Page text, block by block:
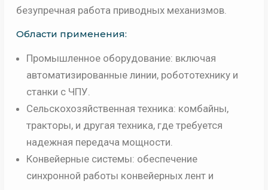
безупречная работа приводных механизмов.
Области применения:
Промышленное оборудование: включая
автоматизированные линии, робототехнику и
станки с ЧПУ.
Сельскохозяйственная техника: комбайны,
тракторы, и другая техника, где требуется
надежная передача мощности.
Конвейерные системы: обеспечение
синхронной работы конвейерных лент и